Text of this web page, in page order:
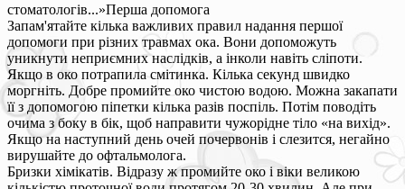
стоматологів...»Перша допомога
Запам'ятайте кілька важливих правил надання першої
допомоги при різних травмах ока. Вони допоможуть
уникнути неприємних наслідків, а інколи навіть сліпоти.
Якщо в око потрапила смітинка. Кілька секунд швидко
моргніть. Добре промийте око чистою водою. Можна закапати
її з допомогою піпетки кілька разів поспіль. Потім поводіть
очима з боку в бік, щоб направити чужорідне тіло «на вихід».
Якщо на наступний день очей почервонів і слезится, негайно
вирушайте до офтальмолога.
Бризки хімікатів. Відразу ж промийте око і віки великою